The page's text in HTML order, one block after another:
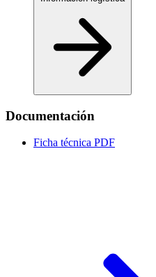
Documentación
Ficha técnica PDF